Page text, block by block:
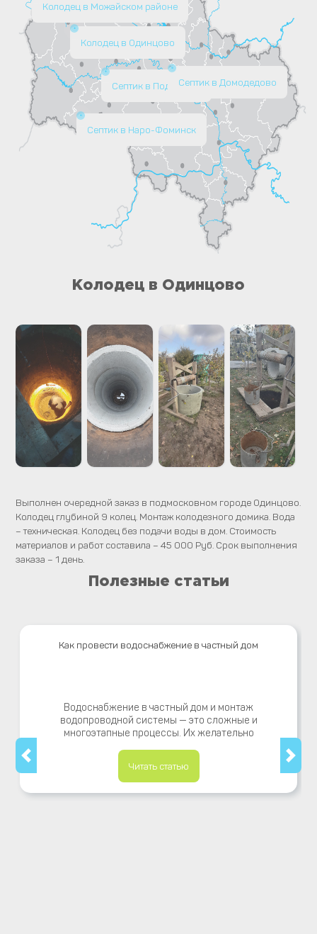
Колодец в Одинцово
Септик в Подольске
Септик в Наро-Фоминск
Колодец в Можайском районе
Септик в Домодедово
Колодец в Одинцово
Выполнен очередной заказ в подмосковном городе Одинцово.
Колодец глубиной 9 колец. Монтаж колодезного домика. Вода
– техническая. Колодец без подачи воды в дом. Стоимость
материалов и работ составила – 45 000 Руб. Срок выполнения
заказа – 1 день.
Полезные статьи
Как провести водоснабжение в частный дом
Водоснабжение в частный дом и монтаж
водопроводной системы — это сложные и
многоэтапные процессы. Их желательно
Читать статью